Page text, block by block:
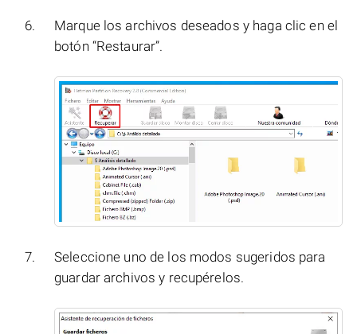
Marque los archivos deseados y haga clic en el
botón “Restaurar”.
Seleccione uno de los modos sugeridos para
guardar archivos y recupérelos.